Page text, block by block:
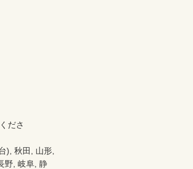
ださ
), 秋田, 山形,
野, 岐阜, 静